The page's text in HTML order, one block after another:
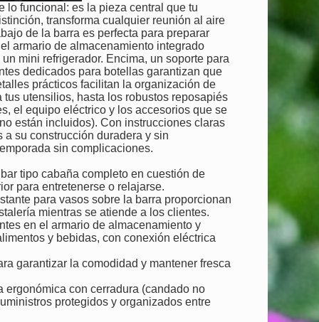
lo funcional: es la pieza central que tu
transforma cualquier reunión al aire
de la barra es perfecta para preparar
armario de almacenamiento integrado
mini refrigerador. Encima, un soporte para
dedicados para botellas garantizan que
prácticos facilitan la organización de
utensilios, hasta los robustos reposapiés
el equipo eléctrico y los accesorios que se
están incluidos). Con instrucciones claras
su construcción duradera y sin
sin complicaciones.
tipo cabaña completo en cuestión de
para entretenerse o relajarse.
para vasos sobre la barra proporcionan
mientras se atiende a los clientes.
en el armario de almacenamiento y
y bebidas, con conexión eléctrica
garantizar la comodidad y mantener fresca
con cerradura (candado no
protegidos y organizados entre